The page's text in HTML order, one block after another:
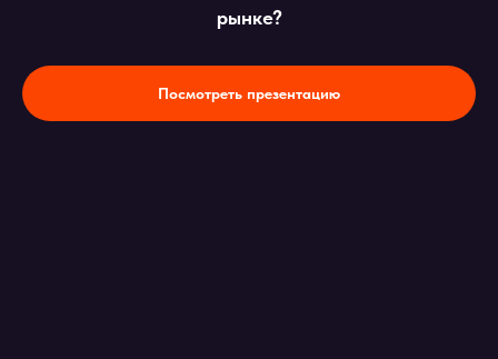
рынке?
Посмотреть презентацию